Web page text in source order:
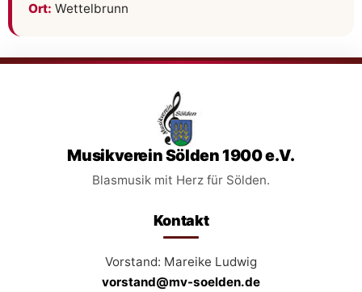
Ort: Wettelbrunn
Musikverein Sölden 1900 e.V.
Blasmusik mit Herz für Sölden.
Kontakt
Vorstand: Mareike Ludwig
vorstand@mv-soelden.de